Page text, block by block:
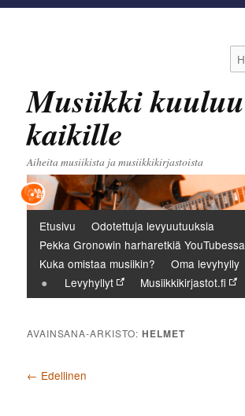
Musiikki kuuluu
kaikille
Aiheita musiikista ja musiikkikirjastoista
Päävalikko
Etusivu
Odotettuja levyuutuuksia
Pekka Gronowin harharetkiä YouTubessa
Kuka omistaa musiikin?
Oma levyhylly
Levyhyllyt
Musiikkikirjastot.fi
AVAINSANA-ARKISTO:HELMET
Artikkelien selaus
← Edellinen